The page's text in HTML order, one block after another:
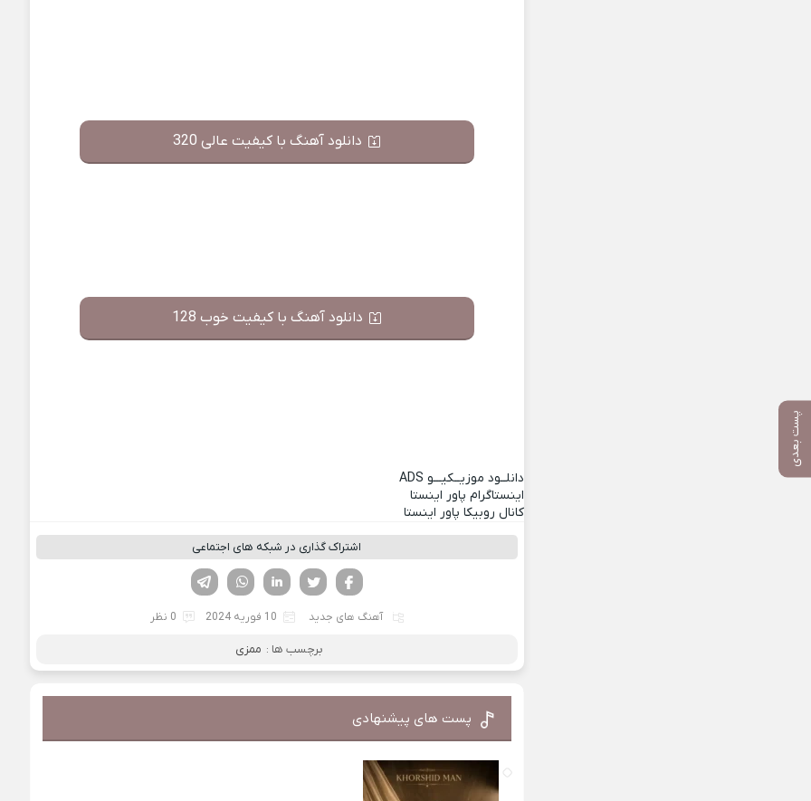
پست بعدی
دانلود آهنگ با کیفیت عالی 320
دانلود آهنگ با کیفیت خوب 128
دانلــود موزیــکیـــو ADS
اینستاگرام پاور اینستا
کانال روبیکا پاور اینستا
اشتراک گذاری در شبکه های اجتماعی
لینکدین تویتر
فیسوک
آهنگ های جدید 10 فوریه 2024 0 نظر
برچسب ها : ممزی
پست های پیشنهادی